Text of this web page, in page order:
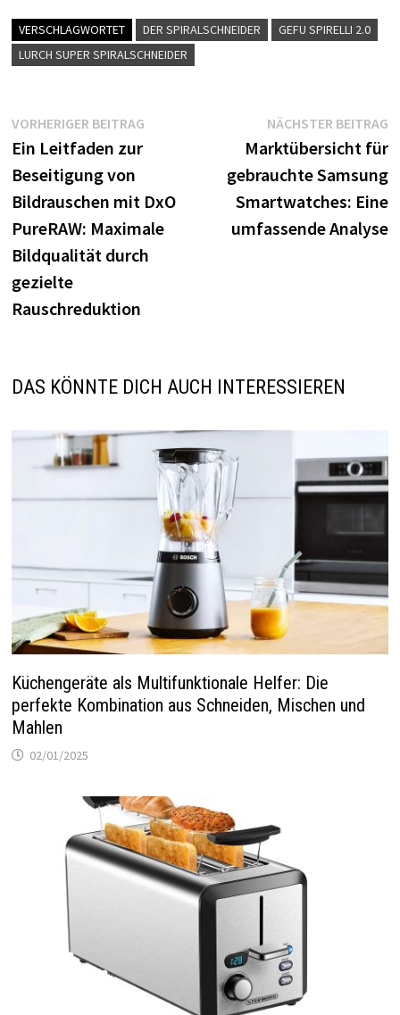
VERSCHLAGWORTET DER SPIRALSCHNEIDER
GEFU SPIRELLI 2.0
LURCH SUPER SPIRALSCHNEIDER
Beitragsnavigation
VORHERIGER BEITRAGVorheriger
Ein Leitfaden zur
Beseitigung von
Bildrauschen mit DxO
PureRAW: Maximale
Bildqualität durch
gezielte
Rauschreduktion
NÄCHSTER BEITRAG
Marktübersicht für
gebrauchte Samsung
Smartwatches: Eine
umfassende Analyse
DAS KÖNNTE DICH AUCH INTERESSIEREN
Küchengeräte als Multifunktionale Helfer: Die
perfekte Kombination aus Schneiden, Mischen und
Mahlen
02/01/2025